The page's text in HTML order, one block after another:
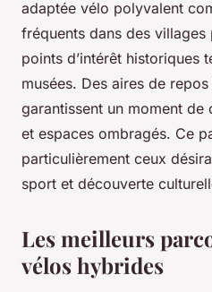
adaptée vélo polyvalent
fréquents dans des
points d’intérêt historiques
musées. Des aires de
garantissent un moment de
et espaces ombragés. Ce
particulièrement ceux
sport et découverte
Les meilleurs
vélos hybrides